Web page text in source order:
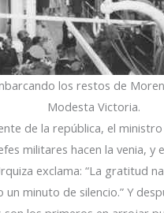
los restos de
Modesta Victoria.
de la república, el
militares hacen la venia, y
exclama: “La gratitud
un minuto de silencio.” Y